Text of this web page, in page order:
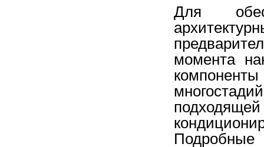
Для
момента